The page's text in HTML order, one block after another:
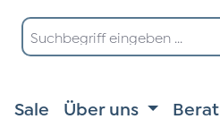
Sale Über uns